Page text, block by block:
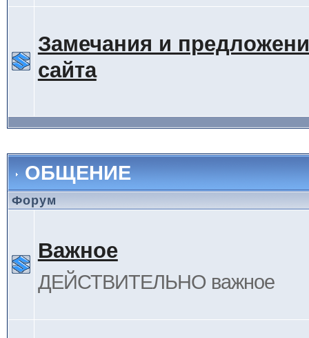
Замечания и
сайта
ОБЩЕНИЕ
Форум
Важное
ДЕЙСТВИТЕЛЬНО важное